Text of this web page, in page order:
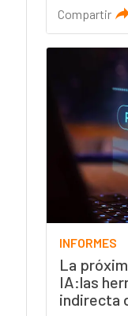
Compartir
INFORMES
La
IA:las
indirecta